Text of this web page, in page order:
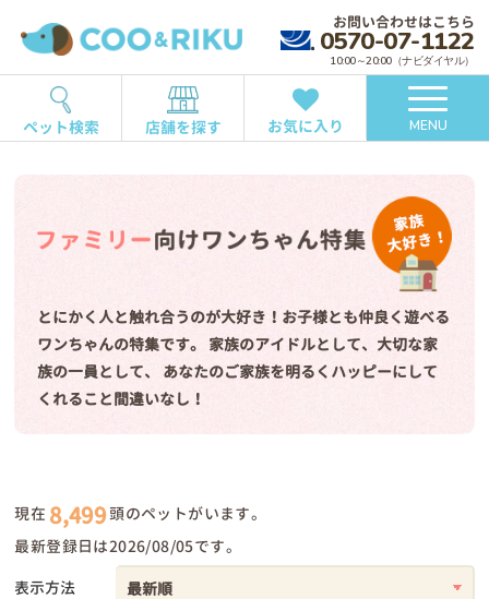
お問い合わせはこちら
0570-07-1122
10:00～20:00（ナビダイヤル）
ペット検索 店舗を探す お気に入り MENU
とにかく人と触れ合うのが大好き！お子様とも仲良く遊べる
ワンちゃんの特集です。
家族のアイドルとして、大切な家
族の一員として、
あなたのご家族を明るくハッピーにして
くれること間違いなし！
現在 8,499頭のペットがいます。
最新登録日は2026/08/05です。
表示方法